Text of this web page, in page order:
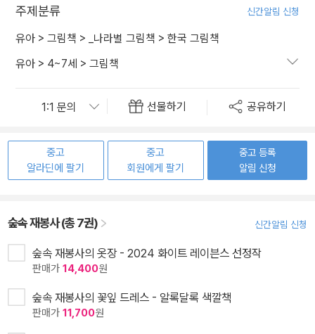
주제분류 신간알림 신청
유아 > 그림책 > _나라별 그림책 > 한국 그림책
유아 > 4~7세 > 그림책
선물하기 공유하기
중고
알라딘에 팔기
중고
회원에게 팔기
중고 등록
알림 신청
숲속 재봉사 (총 7권) 신간알림 신청
숲속 재봉사의 옷장 - 2024 화이트 레이븐스 선정작
판매가 14,400원
숲속 재봉사의 꽃잎 드레스 - 알록달록 색깔책
판매가 11,700원